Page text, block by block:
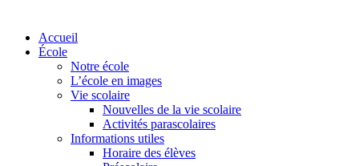
Accueil
École
Notre école
L’école en images
Vie scolaire
Nouvelles de la vie scolaire
Activités parascolaires
Informations utiles
Horaire des élèves